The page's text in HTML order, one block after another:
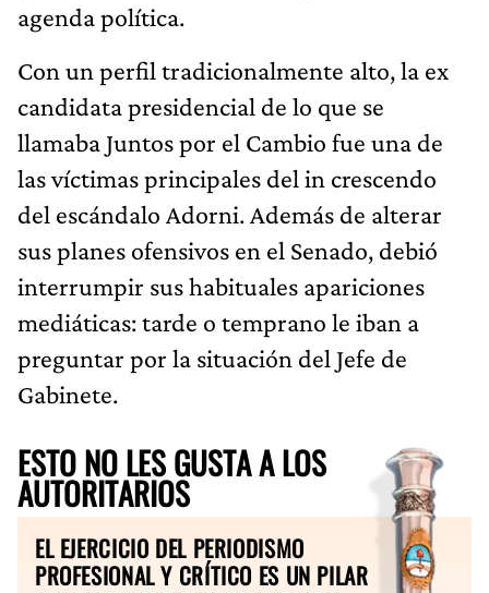
agenda política.
Con un perfil tradicionalmente alto, la ex
candidata presidencial de lo que se
llamaba Juntos por el Cambio fue una de
las víctimas principales del in crescendo
del escándalo Adorni. Además de alterar
sus planes ofensivos en el Senado, debió
interrumpir sus habituales apariciones
mediáticas: tarde o temprano le iban a
preguntar por la situación del Jefe de
Gabinete.
ESTO NO LES GUSTA A LOS
AUTORITARIOS
EL EJERCICIO DEL PERIODISMO
PROFESIONAL Y CRÍTICO ES UN PILAR